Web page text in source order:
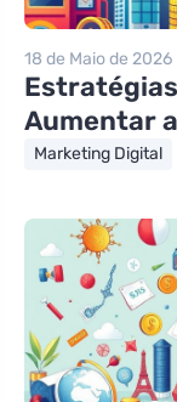
18 de Maio de 2026
Aumentar
Marketing Digital